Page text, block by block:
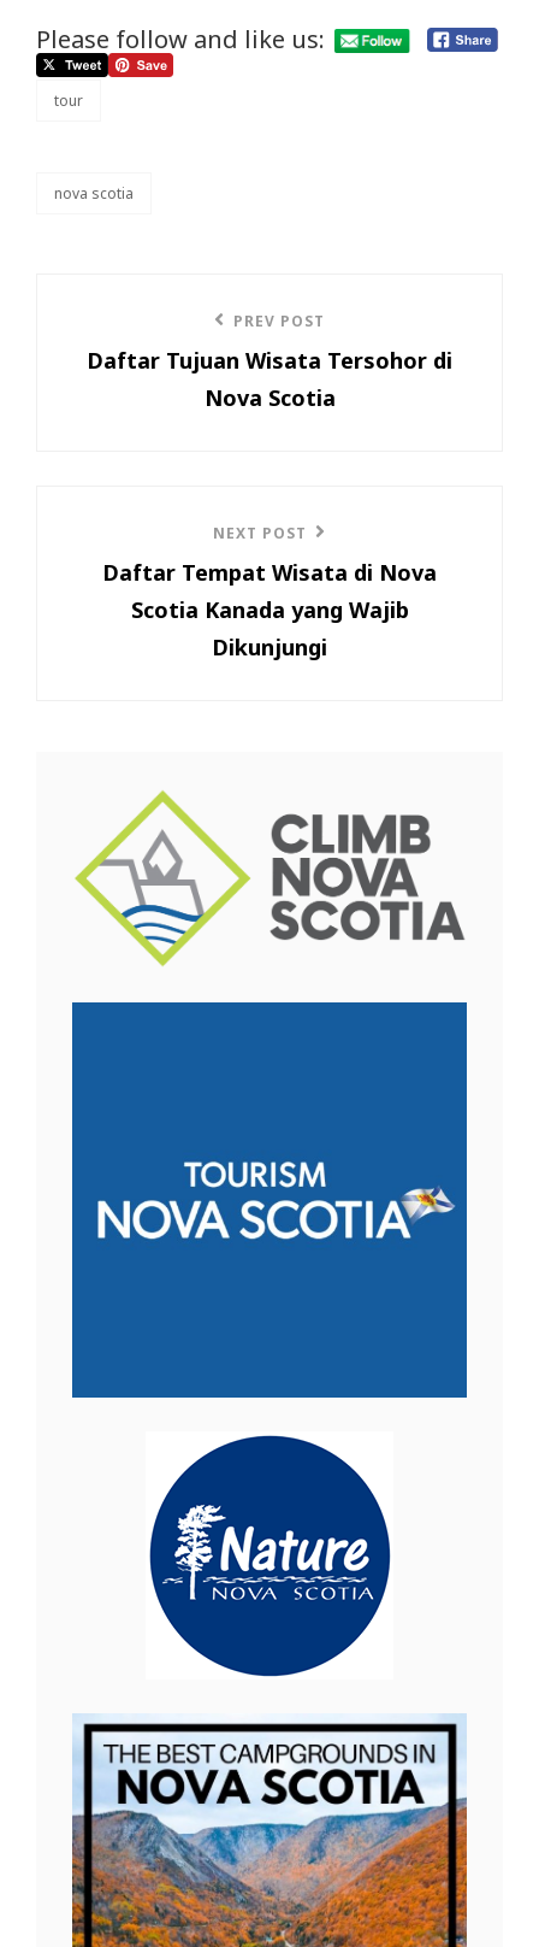
Please follow and like us:
tour
nova scotia
navigation
Post
PREV POST
Daftar Tujuan Wisata Tersohor di
Nova Scotia
Post
NEXT POST
Daftar Tempat Wisata di Nova
Scotia Kanada yang Wajib
Dikunjungi